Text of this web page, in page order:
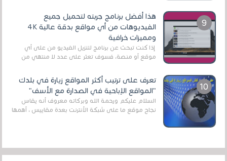
هذا أفضل برنامج جربته لتحميل جميع
الفيديوهات من أي مواقع بدقة عالية 4K
ومميزات خرافية
إذا كنت تبحث عن برنامج لتنزيل الفيديو من على أي
موقع أو منصة، فسوف تعثر على عدد لا منتهي من
تعرف على ترتيب أكثر المواقع زيارة في بلدك
"المواقع الإباحية في الصدارة مع الأسف"
السلام عليكم ورحمة الله وبركاته معروف أنه يقاس
نجاح موقع ما على شبكة الأنترنت بعدة مقاييس ، أهمها